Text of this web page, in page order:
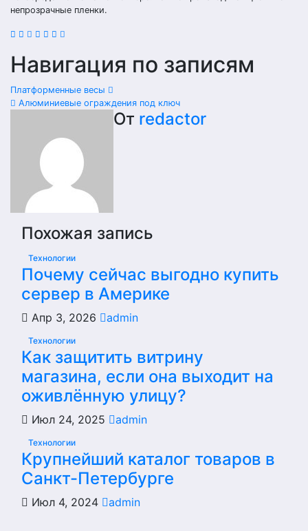
непрозрачные пленки.
Навигация по записям
Платформенные весы
Алюминиевые ограждения под ключ
От redactor
Похожая запись
Технологии
Почему сейчас выгодно купить
сервер в Америке
Апр 3, 2026 admin
Технологии
Как защитить витрину
магазина, если она выходит на
оживлённую улицу?
Июл 24, 2025 admin
Технологии
Крупнейший каталог товаров в
Санкт-Петербурге
Июл 4, 2024 admin